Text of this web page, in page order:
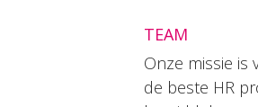
TEAM
Onze missie is
de beste HR